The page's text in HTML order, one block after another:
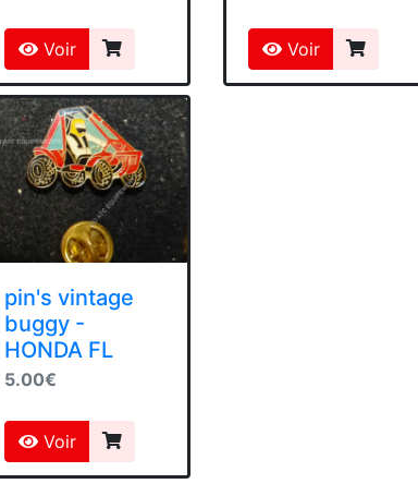
Voir Voir
pin's vintage
buggy -
HONDA FL
5.00€
Voir